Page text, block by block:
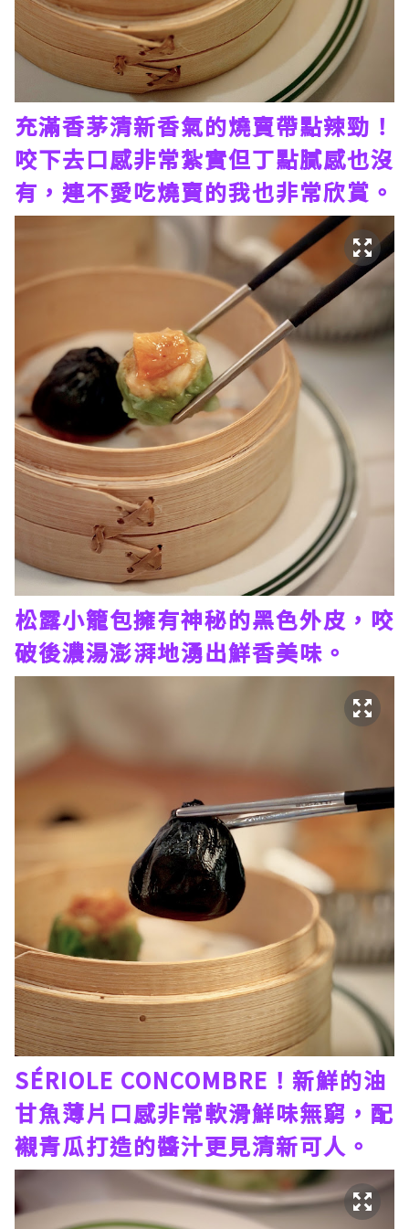
充滿香茅清新香氣的燒賣帶點辣勁！
咬下去口感非常紮實但丁點膩感也沒
有，連不愛吃燒賣的我也非常欣賞。
松露小籠包擁有神秘的黑色外皮，咬
破後濃湯澎湃地湧出鮮香美味。
SÉRIOLE CONCOMBRE！新鮮的油
甘魚薄片口感非常軟滑鮮味無窮，配
襯青瓜打造的醬汁更見清新可人。